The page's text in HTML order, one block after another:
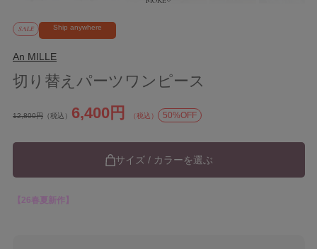
SALE Ship anywhere
An MILLE
切り替えパーツワンピース
12,800円 （税込） 6,400円 （税込） 50%OFF
サイズ / カラーを選ぶ
【26春夏新作】